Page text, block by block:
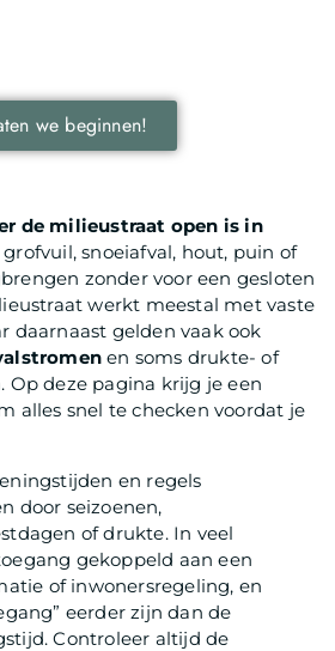
de milieustraat open is in
snoeiafval, hout, puin of
zonder voor een gesloten
werkt meestal met vaste
daarnaast gelden vaak ook
en soms drukte- of
Op deze pagina krijg je een
alles snel te checken voordat je
en regels
door seizoenen,
of drukte. In veel
gekoppeld aan een
of inwonersregeling, en
eerder zijn dan de
Controleer altijd de
we beginnen!